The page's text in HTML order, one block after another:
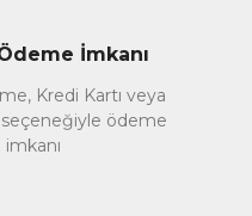
farklı alternatifler olmalı.
İmkanı
Kredi Kartı veya
seçeneğiyle ödeme
imkanı